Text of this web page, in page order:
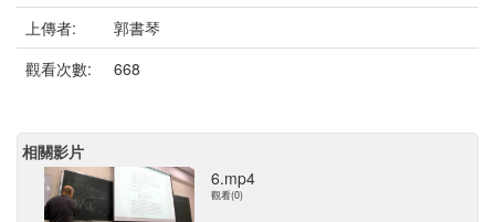
上傳者:
郭書琴
觀看次數:
668
相關影片
6.mp4
觀看(0)